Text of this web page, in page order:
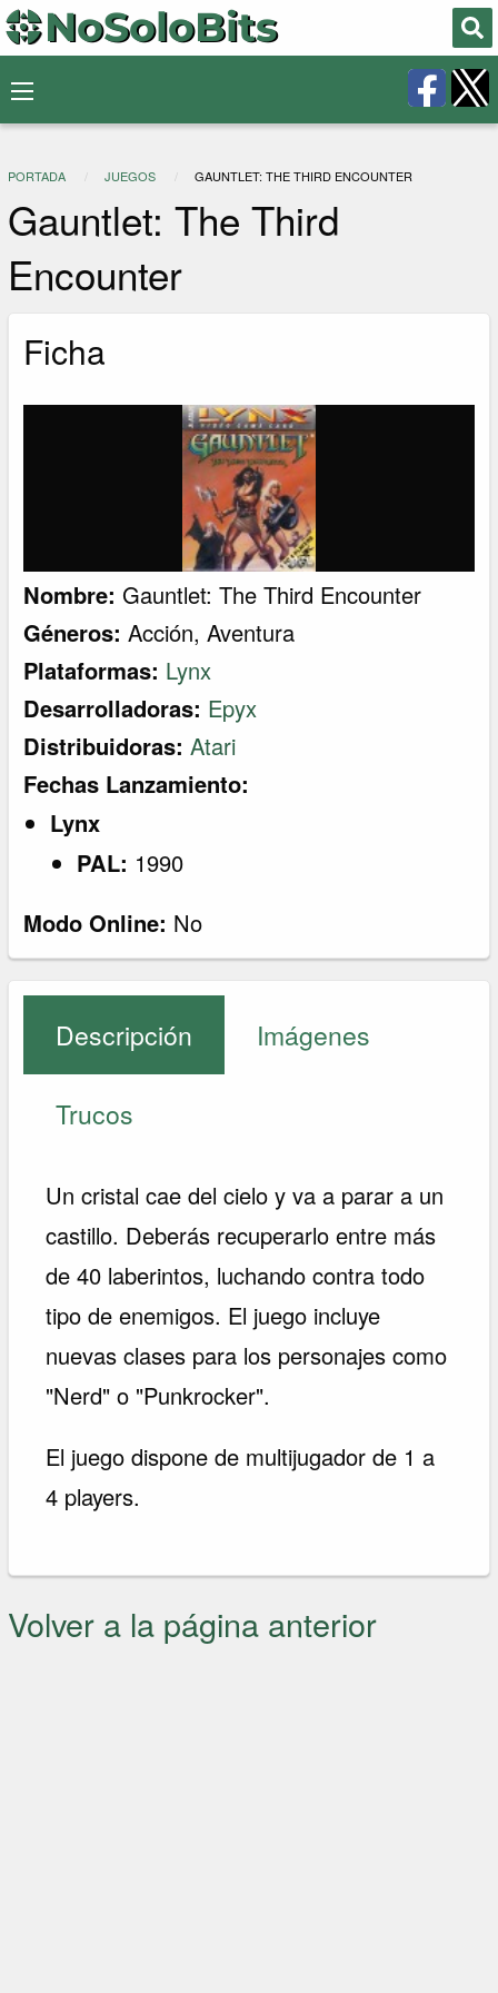
PORTADA JUEGOS GAUNTLET: THE THIRD ENCOUNTER
Gauntlet: The Third
Encounter
Ficha
Nombre: Gauntlet: The Third Encounter
Géneros: Acción,Aventura
Plataformas: Lynx
Desarrolladoras: Epyx
Distribuidoras: Atari
Fechas Lanzamiento:
Lynx
PAL: 1990
Modo Online: No
Descripción Imágenes
Trucos
Un cristal cae del cielo y va a parar a un
castillo. Deberás recuperarlo entre más
de 40 laberintos, luchando contra todo
tipo de enemigos. El juego incluye
nuevas clases para los personajes como
"Nerd" o "Punkrocker".
El juego dispone de multijugador de 1 a
4 players.
Volver a la página anterior